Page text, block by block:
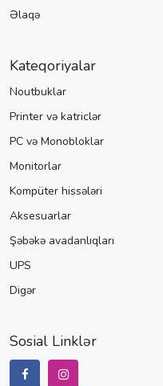
Əlaqə
Kateqoriyalar
Noutbuklar
Printer və katriclər
PC və Monobloklar
Monitorlar
Kompüter hissələri
Aksesuarlar
Şəbəkə avadanlıqları
UPS
Digər
Sosial Linklər